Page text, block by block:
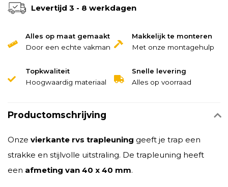
Levertijd 3 - 8 werkdagen
Alles op maat gemaakt
Door een echte vakman
Makkelijk te monteren
Met onze montagehulp
Topkwaliteit
Hoogwaardig materiaal
Snelle levering
Alles op voorraad
Productomschrijving
Onze vierkante rvs trapleuning geeft je trap een
strakke en stijlvolle uitstraling. De trapleuning heeft
een afmeting van 40 x 40 mm.